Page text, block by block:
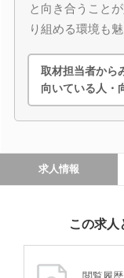
と向き合うこと
り組める環境も魅
取材担当者から
向いている人・
求人情報
この求人
閲覧履